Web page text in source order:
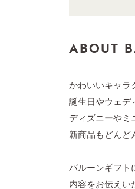
ABOUT
かわいいキャラ
誕生日やウェデ
ディズニーやミ
新商品もどんど
バルーンギフト
内容をお伝えい